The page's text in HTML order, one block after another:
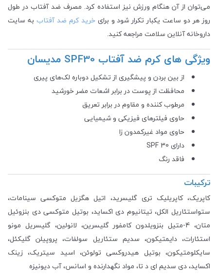
می‌توان از آن هنگام ورزش نیز استفاده کرد. مصرف ضد آفتاب در طول
روز هر دو ساعت یکبار تکرار شود و برای خرید کرم ضد آفتاب به سایت
داروخانه آنلاین سلامت مراجعه کنید.
ویژگی های کرم ضد آفتاب SPF30 مدیسان
از بین بردن و پیشگیری از تشکیل دوباره لک‌های پیری
محافظت از پوست در برابر اشعات مضر خورشید
مرطوب کننده و مقاوم در برابر تعریق
حاوی فیلترهای فیزیکی و شیمیایی
حاوی مواد غیرکمدون زا
دارای SPF 30
فاقد رنگ
ترکیبات
کاپریک، کاپریلیک تری گلیسرید، اتیل هگزیل متوکسی سینامات،
ستواستئاریل الکل، تیتانیوم دی اکساید، بوتیل متوکسی دی بنزوئیل
متان، 4-متیل بنزویلدون کامفور گلیسرین، لانولین، گلیسریل مونو
استئارات، دایمتیکون، سدیم ستئاریل سولفات، پروپیلن گلیکئل،
سایکلومتیکون، بوتیل هیدروکسی تولوئن، اسید سیتریک، زینک
اکساید، دی سدیم ای د تا، مواد نگهدارنده و اسانس، آب دیونیزه